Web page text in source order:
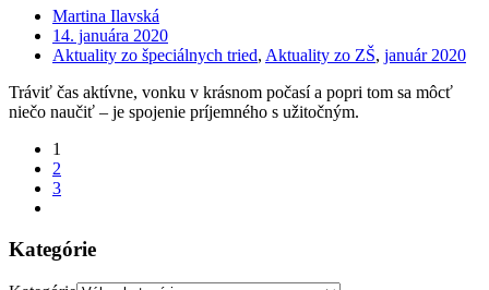
Martina Ilavská
14. januára 2020
Aktuality zo špeciálnych tried, Aktuality zo ZŠ, január 2020
Tráviť čas aktívne, vonku v krásnom počasí a popri tom sa môcť
niečo naučiť – je spojenie príjemného s užitočným.
1
2
3
Kategórie